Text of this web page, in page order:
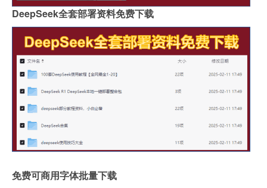
DeepSeek全套部署资料免费下载
免费可商用字体批量下载